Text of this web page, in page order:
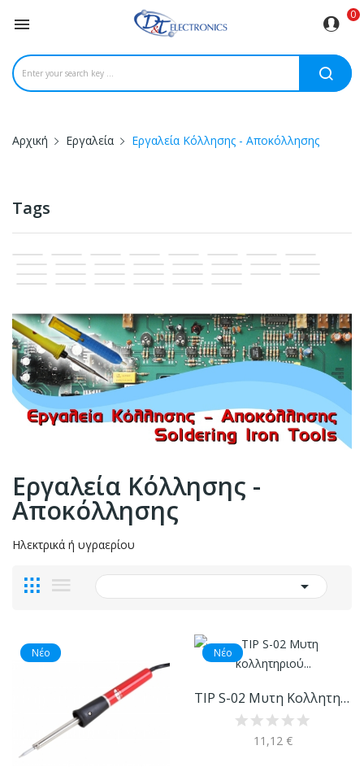

0
Αρχική Εργαλεία Εργαλεία Κόλλησης - Αποκόλλησης
Tags
Εργαλεία Κόλλησης -
Αποκόλλησης
Ηλεκτρικά ή υγραερίου

Νέο Νέο
TIP S-02 Μυτη Κολλητηριού PRO 50-70
11,12 €